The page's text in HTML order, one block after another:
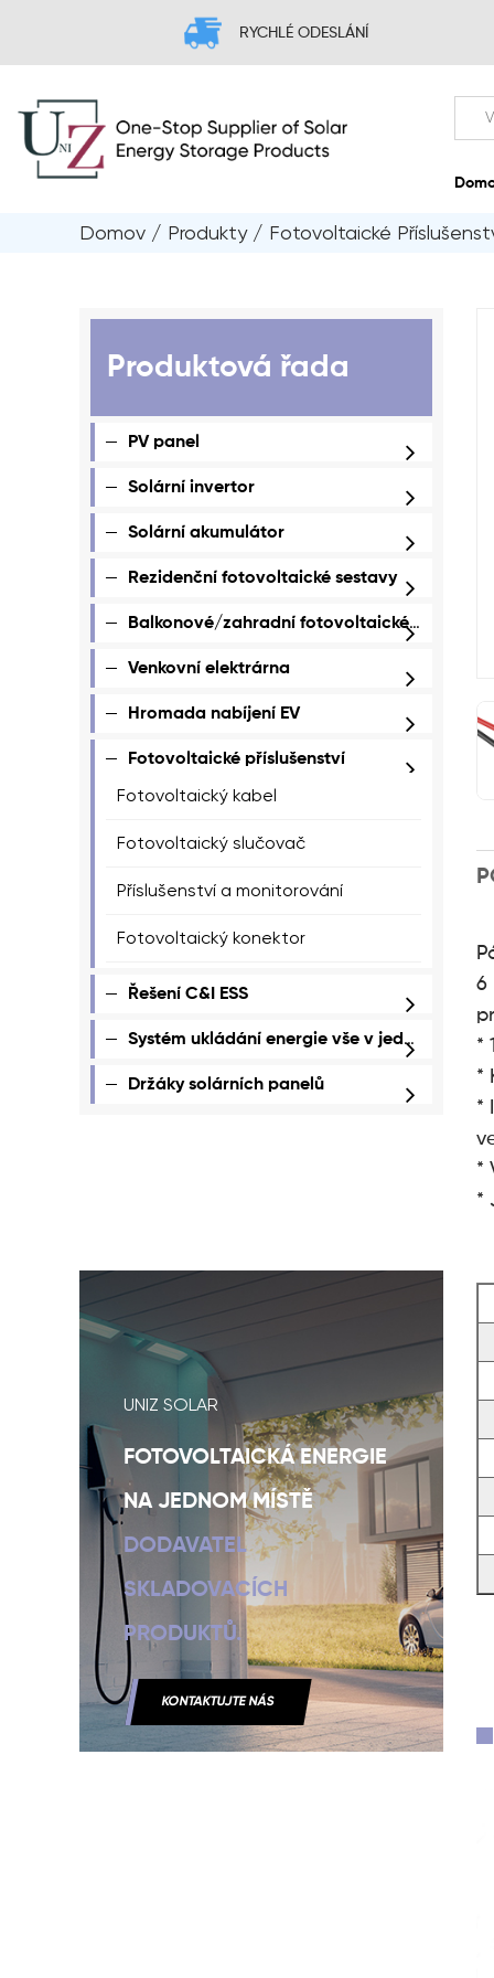
RYCHLÉ ODESLÁNÍ
Domov / Produkty/ Fotovoltaické
Produktová řada
PV panel
Solární invertor
Solární akumulátor
Rezidenční fotovoltaické sestavy
Balkonové/zahradní fotovoltaické sestavy
Venkovní elektrárna
Hromada nabíjení EV
Fotovoltaické příslušenství
Fotovoltaický kabel
Fotovoltaický slučovač
Příslušenství a monitorování
Fotovoltaický konektor
Řešení C&I ESS
Systém ukládání energie vše v jednom
Držáky solárních panelů
UNIZ SOLAR
FOTOVOLTAICKÁ ENERGIE
NA JEDNOM MÍSTĚ
DODAVATEL
SKLADOVACÍCH
PRODUKTŮ.
KONTAKTUJTE NÁS
6
*
*
*
*
*